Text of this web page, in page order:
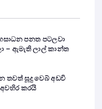
පනත පටලවා
– ඇමැති ලාල් කාන්ත
තවත් සූදු වෙබ් අඩවි
අවහිර කරයි